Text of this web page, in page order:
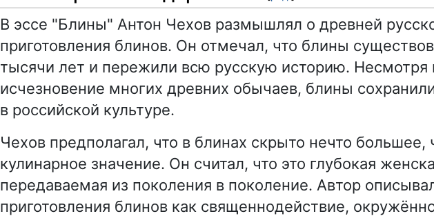
В эссе "Блины" Антон Чехов размышлял о древней
приготовления блинов. Он отмечал, что блины
тысячи лет и пережили всю русскую историю. Несмотря
исчезновение многих древних обычаев, блины
в российской культуре.
Чехов предполагал, что в блинах скрыто нечто большее,
кулинарное значение. Он считал, что это глубокая
передаваемая из поколения в поколение. Автор
приготовления блинов как священнодействие,